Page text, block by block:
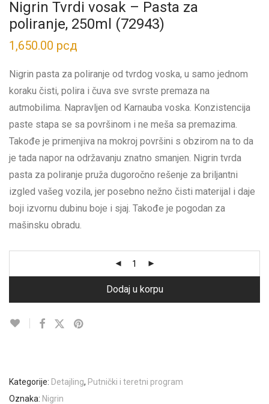
Nigrin Tvrdi vosak – Pasta za
poliranje, 250ml (72943)
1,650.00 рсд
Nigrin pasta za poliranje od tvrdog voska, u samo jednom
koraku čisti, polira i čuva sve svrste premaza na
autmobilima. Napravljen od Karnauba voska. Konzistencija
paste stapa se sa površinom i ne meša sa premazima.
Takođe je primenjiva na mokroj površini s obzirom na to da
je tada napor na održavanju znatno smanjen. Nigrin tvrda
pasta za poliranje pruža dugoročno rešenje za briljantni
izgled vašeg vozila, jer posebno nežno čisti materijal i daje
boji izvornu dubinu boje i sjaj. Takođe je pogodan za
mašinsku obradu.
Dodaj u korpu
Kategorije: Detajling, Putnički i teretni program
Oznaka: Nigrin